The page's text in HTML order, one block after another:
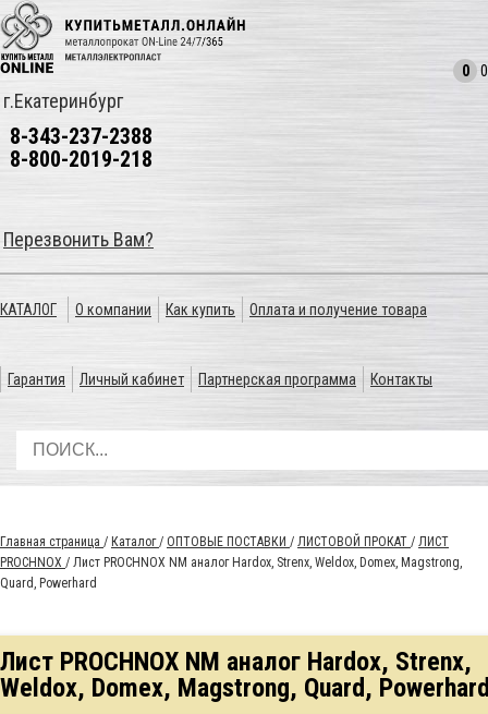
г.Екатеринбург
8-343-237-2388
8-800-2019-218
Перезвонить Вам?
0 0
КАТАЛОГ О компании Как купить Оплата и получение товара
Гарантия Личный кабинет Партнерская программа Контакты
Главная страница / Каталог / ОПТОВЫЕ ПОСТАВКИ / ЛИСТОВОЙ ПРОКАТ / ЛИСТ
PROCHNOX / Лист PROCHNOX NM аналог Hardox, Strenx, Weldox, Domex, Magstrong,
Quard, Powerhard
Лист PROCHNOX NM аналог Hardox, Strenx,
Weldox, Domex, Magstrong, Quard,